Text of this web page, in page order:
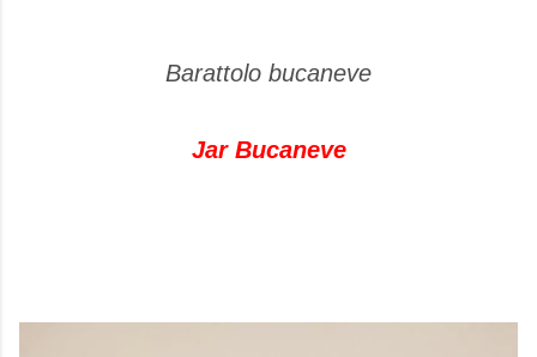
Barattolo bucaneve
Jar Bucaneve